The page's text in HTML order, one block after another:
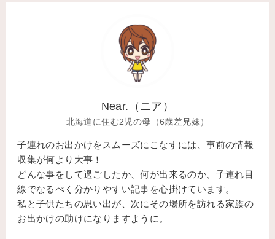
Near.（ニア）
北海道に住む2児の母（6歳差兄妹）
子連れのお出かけをスムーズにこなすには、事前の情報
収集が何より大事！
どんな事をして過ごしたか、何が出来るのか、子連れ目
線でなるべく分かりやすい記事を心掛けています。
私と子供たちの思い出が、次にその場所を訪れる家族の
お出かけの助けになりますように。